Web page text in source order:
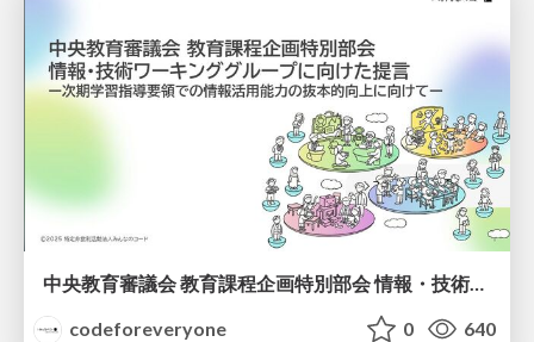
中央教育審議会 教育課程企画特別部会 情報・技術ワーキンググループに向けた提言 ー次期学習指導要領での情報活用能力の抜本的向上に向けてー
codeforeveryone
0 640